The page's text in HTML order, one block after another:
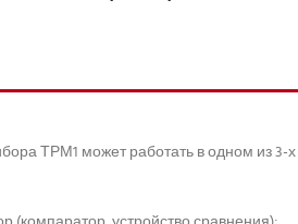
ТРМ1 может работать в одном из 3-х